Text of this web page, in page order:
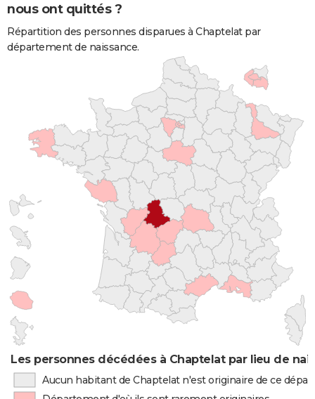
nous ont quittés ?
Répartition des personnes disparues à Chaptelat par
département de naissance.
Les personnes décédées à Chaptelat par lieu de
Aucun habitant de Chaptelat n'est originaire de ce